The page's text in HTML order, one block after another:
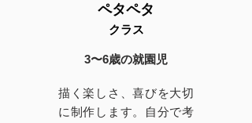
ペタペタ
クラス
3〜6歳の就園児
描く楽しさ、喜びを大切
に制作します。自分で考